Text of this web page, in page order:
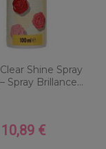
Shine Spray
Spray Brillance...
Prix
10,89 €